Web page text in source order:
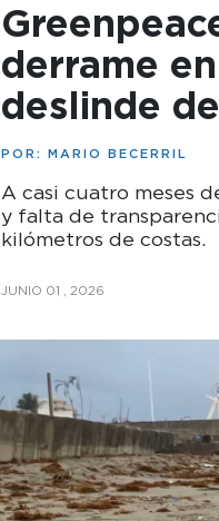
derrame
deslinde
POR: MARIO BECERRIL
A casi cuatro meses
y falta de
kilómetros de costas.
JUNIO 01 , 2026